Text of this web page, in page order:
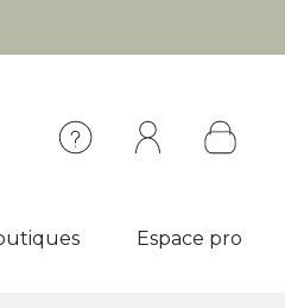
Espace pro